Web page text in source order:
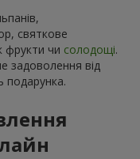
святкове
фрукти чи солодощі.
задоволення від
подарунка.